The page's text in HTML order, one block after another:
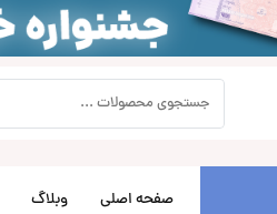
صفحه اصلی وبلاگ